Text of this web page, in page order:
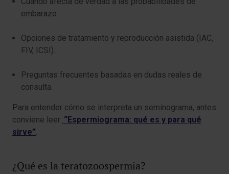
embarazo.
Opciones de tratamiento y reproducción asistida (IAC,
FIV, ICSI).
Preguntas frecuentes basadas en dudas reales de
consulta.
Para entender cómo se interpreta un seminograma, antes
conviene leer: “Espermiograma: qué es y para qué
sirve”.
¿Qué es la teratozoospermia?